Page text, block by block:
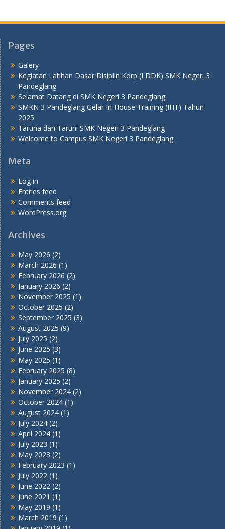
Pages
Galery
Kegiatan Latihan Dasar Disiplin Korp (LDDK) SMK Negeri 3
Pandeglang
Selamat Datang di SMK Negeri 3 Pandeglang
SMKN 3 Pandeglang Gelar In House Training (IHT) Tahun
2025
Taruna dan Taruni SMK Negeri 3 Pandeglang
Welcome to Campus SMK Negeri 3 Pandeglang
Meta
Log in
Entries feed
Comments feed
WordPress.org
Archives
May 2026 (2)
March 2026 (1)
February 2026 (2)
January 2026 (2)
November 2025 (1)
October 2025 (2)
September 2025 (3)
August 2025 (9)
July 2025 (2)
June 2025 (3)
May 2025 (1)
February 2025 (8)
January 2025 (2)
November 2024 (2)
October 2024 (1)
August 2024 (1)
July 2024 (2)
April 2024 (1)
July 2023 (1)
May 2023 (2)
February 2023 (1)
July 2022 (1)
June 2022 (2)
June 2021 (1)
May 2019 (1)
March 2019 (1)